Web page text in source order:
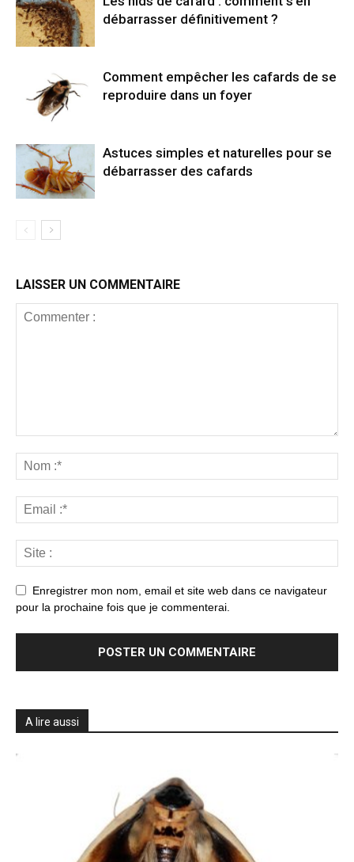
débarrasser définitivement ?
Comment empêcher les cafards de se
reproduire dans un foyer
Astuces simples et naturelles pour se
débarrasser des cafards
LAISSER UN COMMENTAIRE
Enregistrer mon nom, email et site web dans ce navigateur
pour la prochaine fois que je commenterai.
A lire aussi